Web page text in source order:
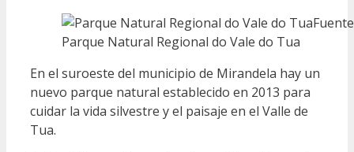
Parque Natural Regional do Vale do Tua
En el suroeste del municipio de Mirandela hay un
nuevo parque natural establecido en 2013 para
cuidar la vida silvestre y el paisaje en el Valle de
Tua.